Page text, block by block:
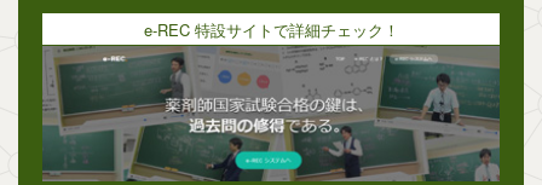
e-REC 特設サイトで詳細チェック！